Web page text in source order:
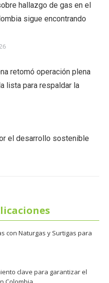
hallazgo de gas en el
sigue encontrando
retomó operación plena
lista para respaldar la
el desarrollo sostenible
con Naturgas y Surtigas para
clave para garantizar el